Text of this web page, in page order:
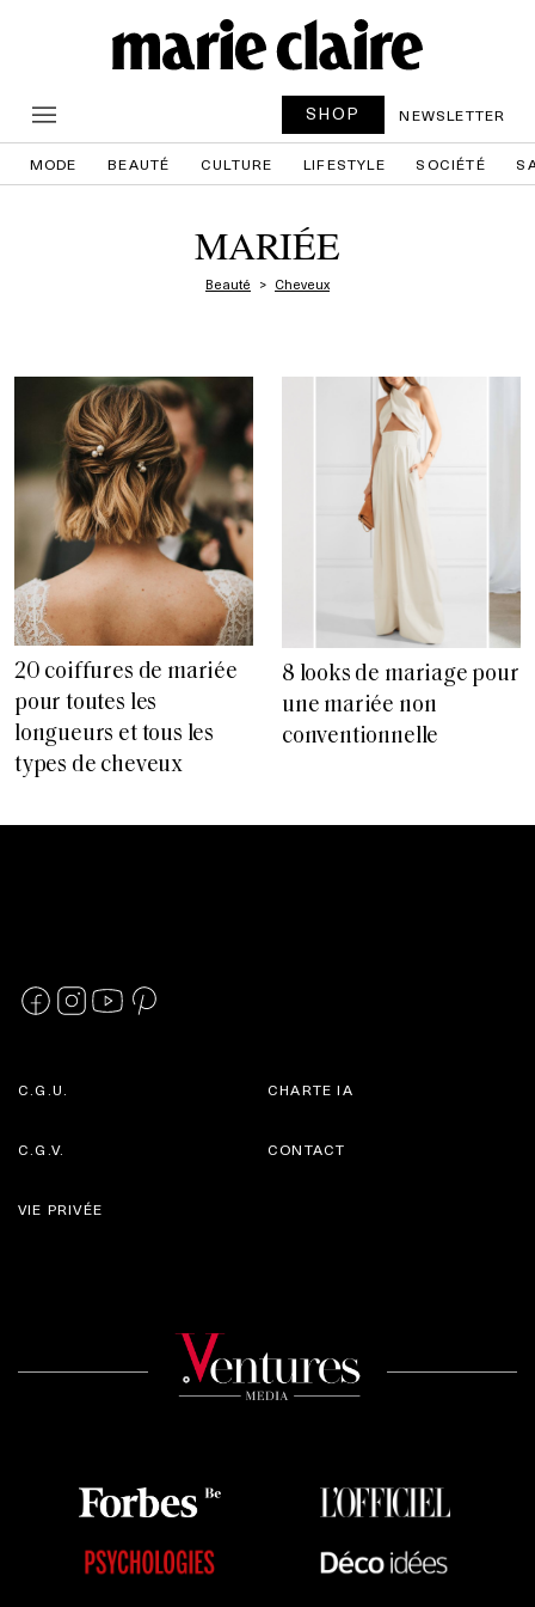
SHOP NEWSLETTER
MODE BEAUTÉ CULTURE LIFESTYLE SOCIÉTÉ
MARIÉE
Beauté Cheveux
20 coiffures de mariée
pour toutes les
longueurs et tous les
types de cheveux
8 looks de mariage pour
une mariée non
conventionnelle
C.G.U.
C.G.V.
CHARTE IA
CONTACT
VIE PRIVÉE